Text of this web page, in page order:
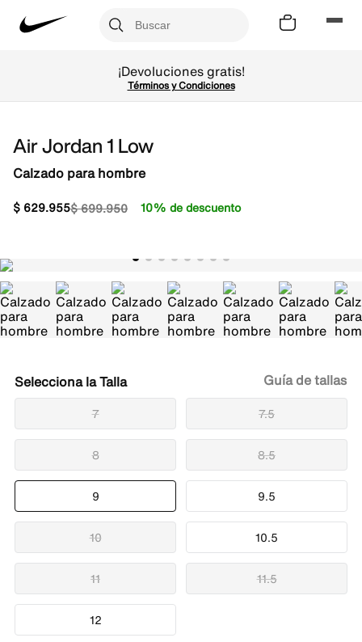
¡Devoluciones gratis!
Términos y Condiciones
Air Jordan 1 Low
Calzado para hombre
$699.950
$ 629.955 10% de descuento
Talla
7 7.5
8 8.5
9 9.5
10 10.5
11 11.5
12
Guía de tallas